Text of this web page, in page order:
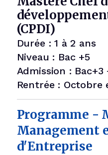
(CPDI)
Durée : 1 à 2 ans
Niveau : Bac +5
Admission : Bac+3
Rentrée : Octobre
Programme -
Management
d'Entreprise